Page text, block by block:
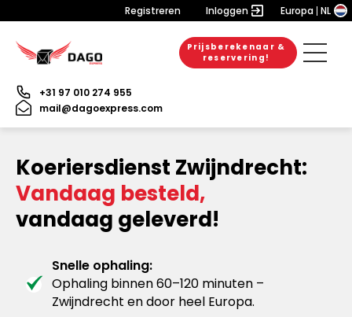
Registreren Inloggen Europa NL
Prijsberekenaar &
reservering!
+31 97 010 274 955
mail@dagoexpress.com
Koeriersdienst Zwijndrecht:
Vandaag besteld,
vandaag geleverd!
Snelle ophaling:
Ophaling binnen 60–120 minuten –
Zwijndrecht en door heel Europa.